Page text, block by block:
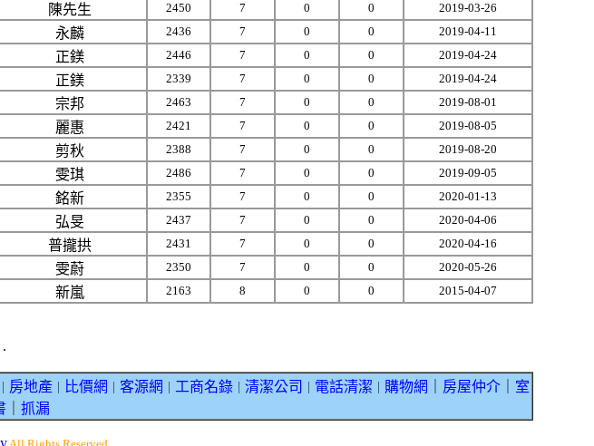
陳先生 2450 7 0 0 2019-03-26
永麟 2436 7 0 0 2019-04-11
正鎂 2446 7 0 0 2019-04-24
正鎂 2339 7 0 0 2019-04-24
宗邦 2463 7 0 0 2019-08-01
麗惠 2421 7 0 0 2019-08-05
剪秋 2388 7 0 0 2019-08-20
雯琪 2486 7 0 0 2019-09-05
銘新 2355 7 0 0 2020-01-13
弘旻 2437 7 0 0 2020-04-06
普攏拱 2431 7 0 0 2020-04-16
雯蔚 2350 7 0 0 2020-05-26
新嵐 2163 8 0 0 2015-04-07
.
房地產｜ 比價網 客源網 工商名錄｜ 清潔公司 電話清潔 購物網 房屋仲介｜ 室
抓漏